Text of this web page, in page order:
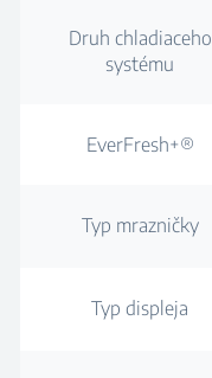
Druh chladiaceho
systému
EverFresh+®
Typ mrazničky
Typ displeja